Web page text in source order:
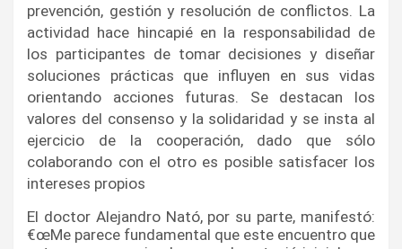
prevención, gestión y resolución de conflictos. La
actividad hace hincapié en la responsabilidad de
los participantes de tomar decisiones y diseñar
soluciones prácticas que influyen en sus vidas
orientando acciones futuras. Se destacan los
valores del consenso y la solidaridad y se insta al
ejercicio de la cooperación, dado que sólo
colaborando con el otro es posible satisfacer los
intereses propios
El doctor Alejandro Nató, por su parte, manifestó:
€œMe parece fundamental que este encuentro que